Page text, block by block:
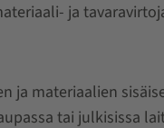
ja
ja materiaalien
tai julkisissa